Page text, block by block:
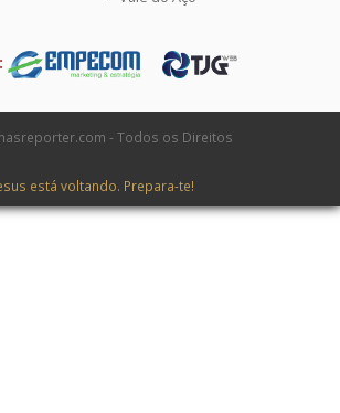
- Todos os Direitos
está voltando. Prepara-te!